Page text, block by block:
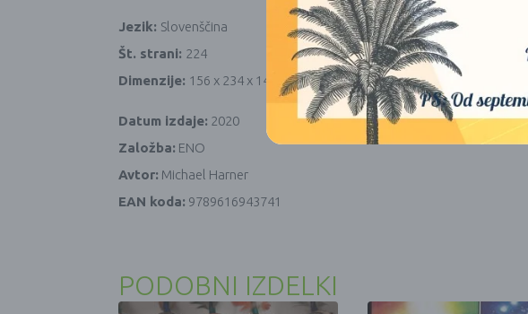
Jezik: Slovenščina
Št. strani: 224
Dimenzije: 156 x 234 x 14mm
Datum izdaje: 2020
Založba: ENO
Avtor: Michael Harner
EAN koda: 9789616943741
PODOBNI IZDELKI